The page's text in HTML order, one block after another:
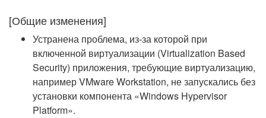
[Общие изменения]
Устранена проблема, из-за которой при
включенной виртуализации (Virtualization Based
Security) приложения, требующие виртуализацию,
например VMware Workstation, не запускались без
установки компонента «Windows Hypervisor
Platform».